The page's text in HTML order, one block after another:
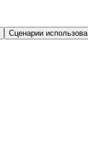
Сценарии